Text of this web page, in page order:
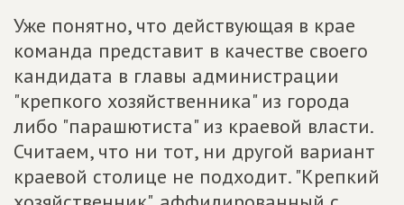
Уже понятно, что действующая в крае
команда представит в качестве своего
кандидата в главы администрации
"крепкого хозяйственника" из города
либо "парашютиста" из краевой власти.
Считаем, что ни тот, ни другой вариант
краевой столице не подходит. "Крепкий